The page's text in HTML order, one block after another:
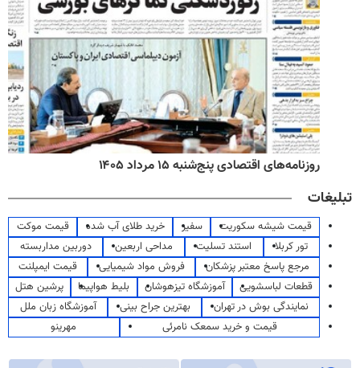
روزنامه‌های صبح پنج‌شنبه ۱۵ مرداد ۱۴۰۵
تبلیغات
قیمت شیشه سکوریت سفیر خرید طلای آب شده
قیمت موکت
تور کربلا
استند تسلیت مداحی اربعین
دوربین مداربسته
مرجع پاسخ معتبر پزشکان
فروش مواد شیمیایی
قیمت ایمپلنت
قطعات لباسشویی
آموزشگاه تیزهوشان بلیط هواپیما
پرشین هتل
نمایندگی بوش در تهران
بهترین جراح بینی
آموزشگاه زبان ملل
قیمت و خرید سمعک نامرئی
مهرینو